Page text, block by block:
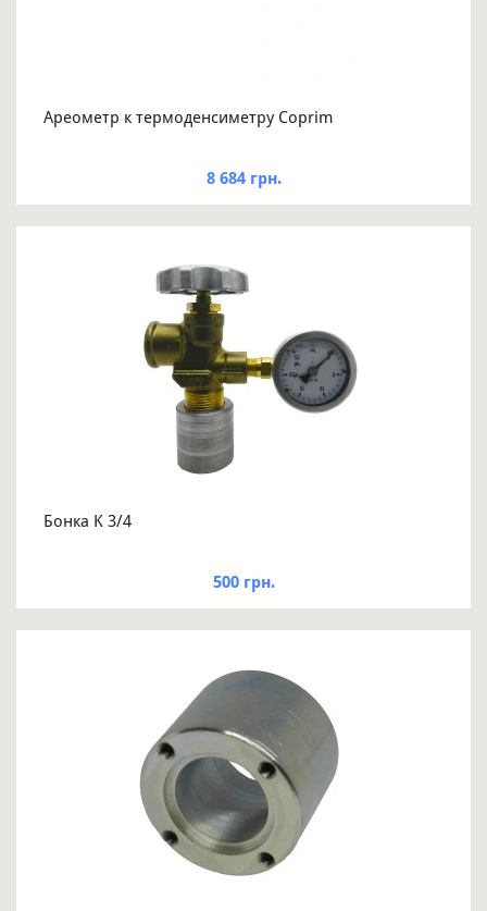
Ареометр к термоденсиметру Coprim
8 684 грн.
Бонка K 3/4
500 грн.